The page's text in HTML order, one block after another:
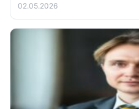
02.05.2026